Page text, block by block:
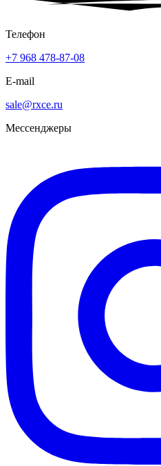
Телефон
+7 968 478-87-08
E-mail
sale@rxce.ru
Мессенджеры